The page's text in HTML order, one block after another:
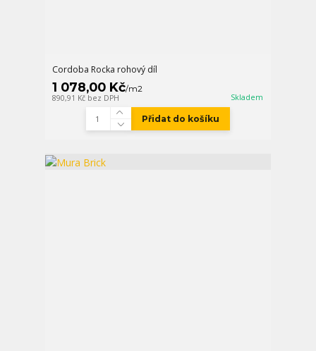
Cordoba Rocka rohový díl
1 078,00 Kč/m2
890,91 Kč bez DPH Skladem
Přidat do košíku